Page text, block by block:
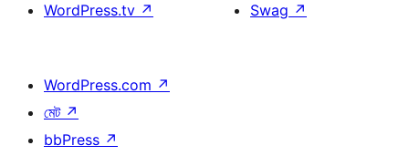
WordPress.tv ↗
Swag ↗
WordPress.com ↗
মেট ↗
bbPress ↗